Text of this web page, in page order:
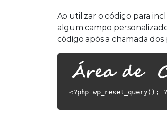
Ao utilizar o código para
algum campo
código após a chamada dos
<?php wp_reset_query();